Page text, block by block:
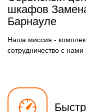
шкафов
Барнауле
Наша миссия -
сотрудничество с